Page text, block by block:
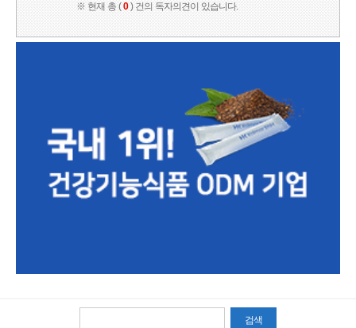
※ 현재 총 (0) 건의 독자의견이 있습니다.
검색